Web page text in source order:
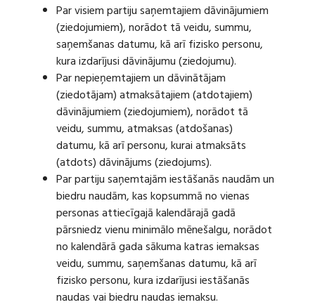
Par visiem partiju saņemtajiem dāvinājumiem
(ziedojumiem), norādot tā veidu, summu,
saņemšanas datumu, kā arī fizisko personu,
kura izdarījusi dāvinājumu (ziedojumu).
Par nepieņemtajiem un dāvinātājam
(ziedotājam) atmaksātajiem (atdotajiem)
dāvinājumiem (ziedojumiem), norādot tā
veidu, summu, atmaksas (atdošanas)
datumu, kā arī personu, kurai atmaksāts
(atdots) dāvinājums (ziedojums).
Par partiju saņemtajām iestāšanās naudām un
biedru naudām, kas kopsummā no vienas
personas attiecīgajā kalendārajā gadā
pārsniedz vienu minimālo mēnešalgu, norādot
no kalendārā gada sākuma katras iemaksas
veidu, summu, saņemšanas datumu, kā arī
fizisko personu, kura izdarījusi iestāšanās
naudas vai biedru naudas iemaksu.